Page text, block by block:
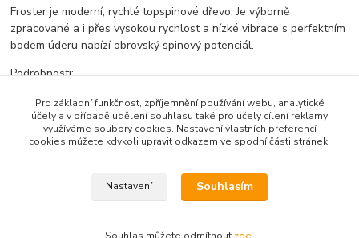
Froster je moderní, rychlé topspinové dřevo. Je výborně
zpracované a i přes vysokou rychlost a nízké vibrace s perfektním
bodem úderu nabízí obrovský spinový potenciál.
Podrobnosti:
Hmotnost: cca 85 g
délka: 15,8 cm
šířka: 15,0 cm
Zboží zařazeno v kategoriích
Pro základní funkčnost, zpříjemnění používání webu, analytické
účely a v případě udělení souhlasu také pro účely cílení reklamy
využíváme soubory cookies. Nastavení vlastních preferencí
cookies můžete kdykoli upravit odkazem ve spodní části stránek.
Nastavení Souhlasím